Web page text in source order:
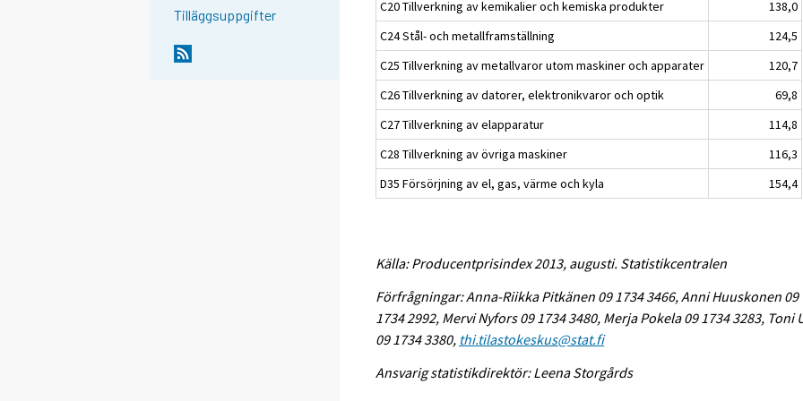
Tilläggsuppgifter
C20 Tillverkning av kemikalier och kemiska produkter
138,0
C24 Stål- och metallframställning
124,5
C25 Tillverkning av metallvaror utom maskiner och apparater
120,7
C26 Tillverkning av datorer, elektronikvaror och optik
69,8
C27 Tillverkning av elapparatur
114,8
C28 Tillverkning av övriga maskiner
116,3
D35 Försörjning av el, gas, värme och kyla
154,4
Källa: Producentprisindex 2013, augusti. Statistikcentralen
Förfrågningar: Anna-Riikka Pitkänen 09 1734 3466, Anni Huuskonen 09
1734 2992, Mervi Nyfors 09 1734 3480, Merja Pokela 09 1734 3283, Toni
09 1734 3380, thi.tilastokeskus@stat.fi
Ansvarig statistikdirektör: Leena Storgårds